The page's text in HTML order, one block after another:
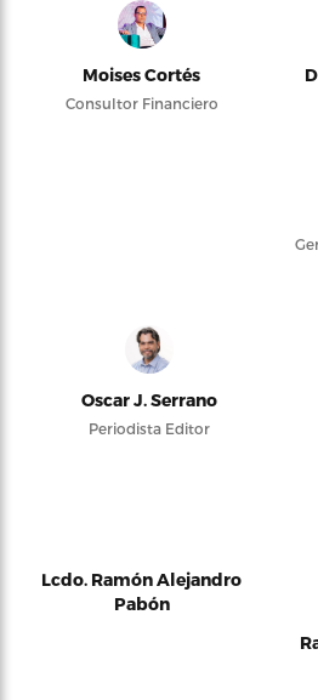
Moises Cortés
Consultor Financiero
Oscar J. Serrano
Periodista Editor
Lcdo. Ramón Alejandro
Pabón